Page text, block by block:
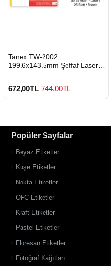
GÖNDERİ
900 TL Üzeri Kargo Ücretsiz
Tanex TW-2002
199.6x143.5mm Şeffaf Laser
672,00TL 744,00TL
Popüler Sayfalar
Beyaz Etiketler
Kuşe Etiketler
Nokta Etiketler
OFC Etiketler
Kraft Etiketler
Pastel Etiketler
Floresan Etiketler
Fotoğraf Kağıtları